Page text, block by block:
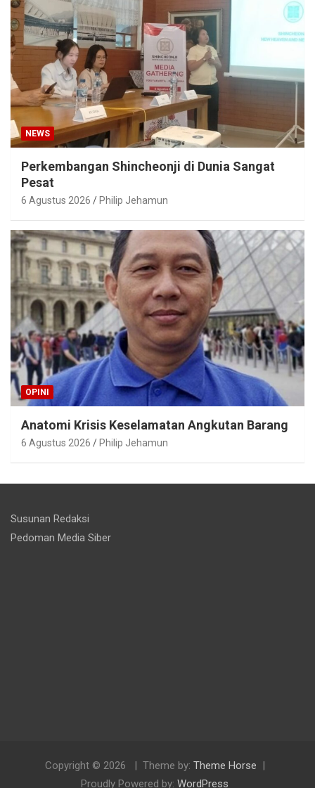
NEWS
Perkembangan Shincheonji di Dunia Sangat
Pesat
6 Agustus 2026 Philip Jehamun
OPINI
Anatomi Krisis Keselamatan Angkutan Barang
6 Agustus 2026 Philip Jehamun
Susunan Redaksi
Pedoman Media Siber
Copyright © 2026 Theme by: Theme Horse
Proudly Powered by: WordPress